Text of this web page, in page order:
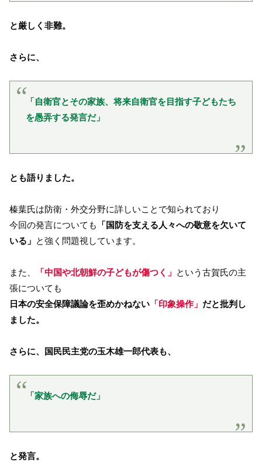
と厳しく非難。
さらに、
「自衛官とその家族、将来自衛官を目指す子どもたち
を愚弄する発言だ」
とも語りました。
榛葉氏は防衛・外交分野に詳しいことで知られており
今回の発言についても
「国防を支える人々への敬意を欠いて
いる」 と強く問題視しています。
また、 「中国や北朝鮮の子どもが傷つく」 という古賀氏の主
張についても
日本の安全保障議論を歪めかねない 「印象操作」 だと批判し
ました。
さらに、国民民主党の玉木雄一郎代表も、
「家族への侮辱だ」
と発言。